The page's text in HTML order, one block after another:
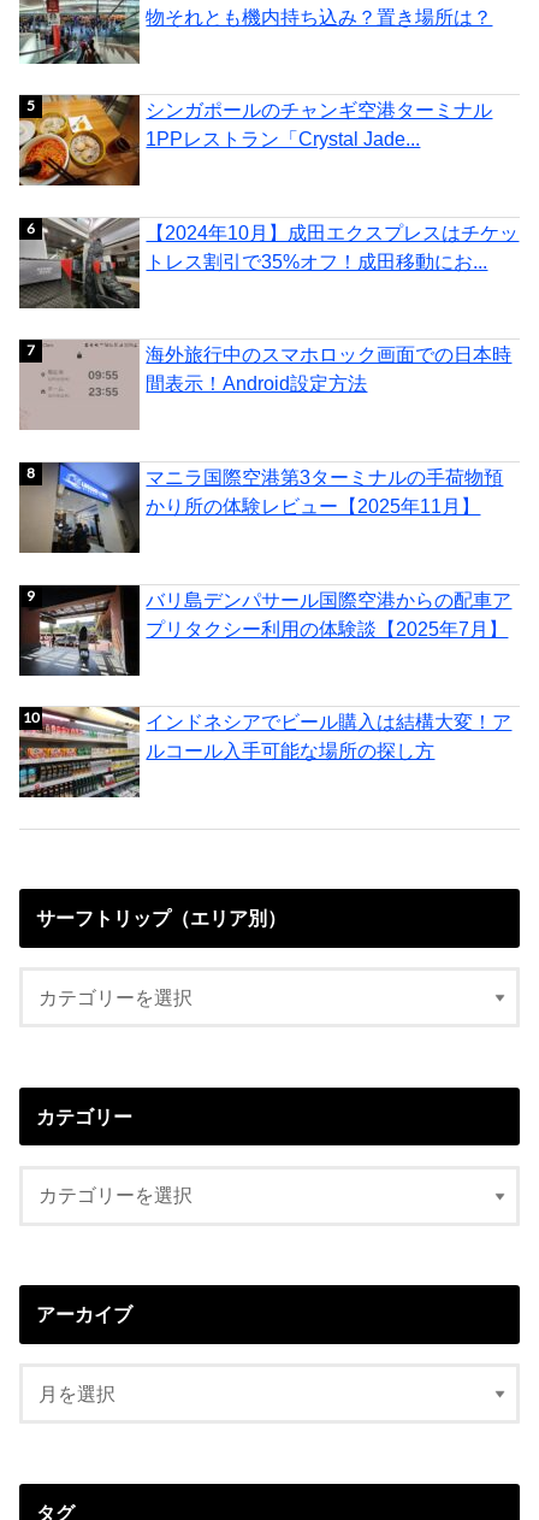
物それとも機内持ち込み？置き場所は？
シンガポールのチャンギ空港ターミナル
1PPレストラン「Crystal Jade...
【2024年10月】成田エクスプレスはチケッ
トレス割引で35%オフ！成田移動にお...
海外旅行中のスマホロック画面での日本時
間表示！Android設定方法
マニラ国際空港第3ターミナルの手荷物預
かり所の体験レビュー【2025年11月】
バリ島デンパサール国際空港からの配車ア
プリタクシー利用の体験談【2025年7月】
インドネシアでビール購入は結構大変！ア
ルコール入手可能な場所の探し方
サーフトリップ（エリア別）
カテゴリー
アーカイブ
タグ